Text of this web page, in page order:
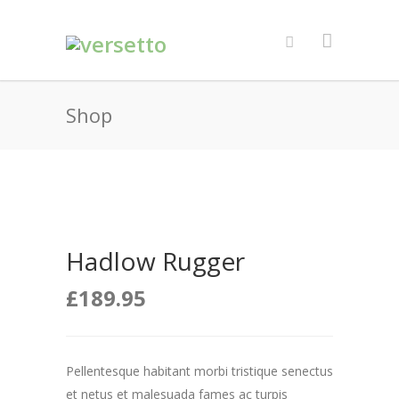
Shop
Hadlow Rugger
£189.95
Pellentesque habitant morbi tristique senectus
et netus et malesuada fames ac turpis